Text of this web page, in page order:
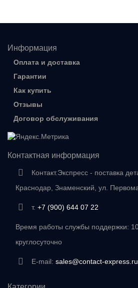
Информация
Оплата и доставка
Гарантии
Как купить
Отзывы
Договор обслуживания
Контактная информация
Контакт.Экспресс - поставка
Краснодар, Знаменский, ул.
т. +7 (900) 644 07 22
Время работы службы поддержки:
круглосуточно
E-mail: sales@contact-express.ru